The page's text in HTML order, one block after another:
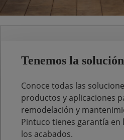
Tenemos la
Conoce todas las
productos y aplicaciones
remodelación y
Pintuco tienes garantía
los acabados.